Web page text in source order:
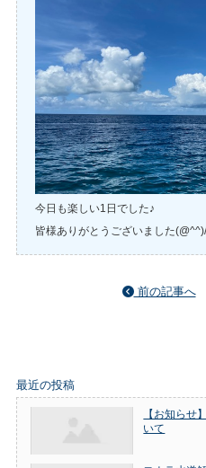
今日も楽しい1日でした♪
皆様ありがとうございました
前の記事へ
最近の投稿
【お知らせ
いて